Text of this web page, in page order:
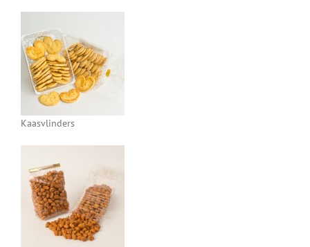
Kaasvlinders